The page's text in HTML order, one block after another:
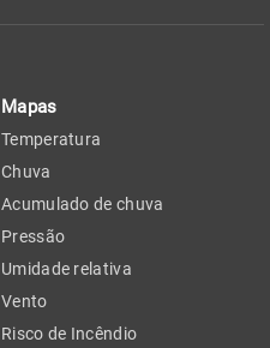
Mapas
Temperatura
Chuva
Acumulado de chuva
Pressão
Umidade relativa
Vento
Risco de Incêndio